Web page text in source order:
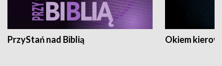
PrzyStań nad Biblią Okiem